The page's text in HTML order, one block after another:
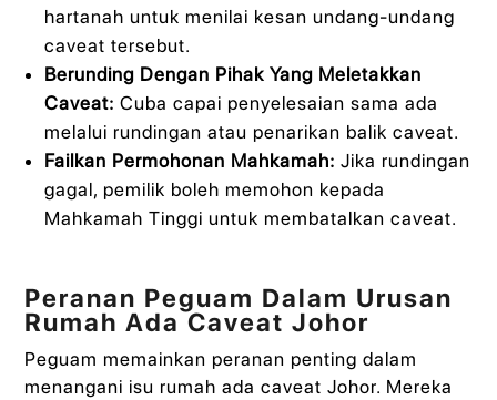
hartanah untuk menilai kesan undang-undang
caveat tersebut.
Berunding Dengan Pihak Yang Meletakkan
Caveat: Cuba capai penyelesaian sama ada
melalui rundingan atau penarikan balik caveat.
Failkan Permohonan Mahkamah: Jika rundingan
gagal, pemilik boleh memohon kepada
Mahkamah Tinggi untuk membatalkan caveat.
Peranan Peguam Dalam Urusan
Rumah Ada Caveat Johor
Peguam memainkan peranan penting dalam
menangani isu rumah ada caveat Johor. Mereka